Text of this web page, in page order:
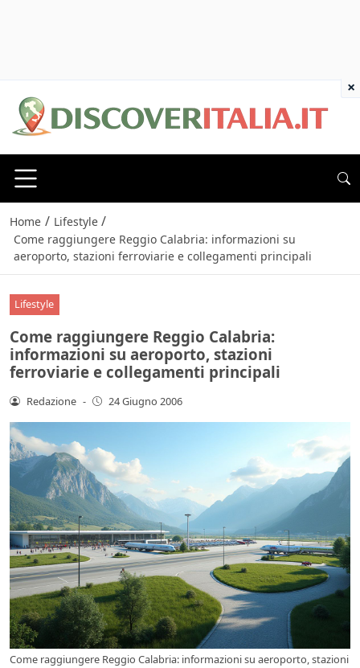
Home / Lifestyle /
Come raggiungere Reggio Calabria: informazioni su
aeroporto, stazioni ferroviarie e collegamenti principali
Lifestyle
Come raggiungere Reggio Calabria:
informazioni su aeroporto, stazioni
ferroviarie e collegamenti principali
Redazione - 24 Giugno 2006
Come raggiungere Reggio Calabria: informazioni su aeroporto, stazioni
×